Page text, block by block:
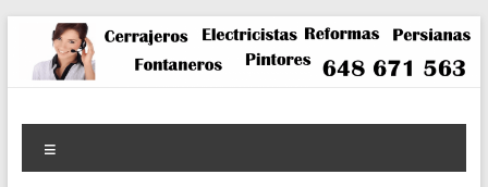
contenido